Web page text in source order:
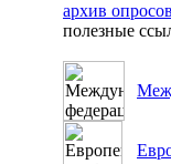
архив опросов
полезные